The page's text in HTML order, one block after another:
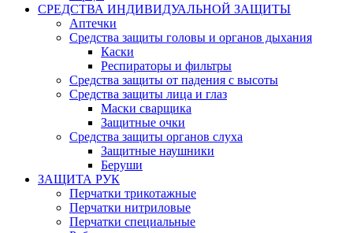
СРЕДСТВА ИНДИВИДУАЛЬНОЙ ЗАЩИТЫ
Аптечки
Средства защиты головы и органов дыхания
Каски
Респираторы и фильтры
Средства защиты от падения с высоты
Средства защиты лица и глаз
Маски сварщика
Защитные очки
Средства защиты органов слуха
Защитные наушники
Беруши
ЗАЩИТА РУК
Перчатки трикотажные
Перчатки нитриловые
Перчатки специальные